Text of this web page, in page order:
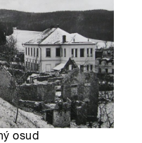
osud